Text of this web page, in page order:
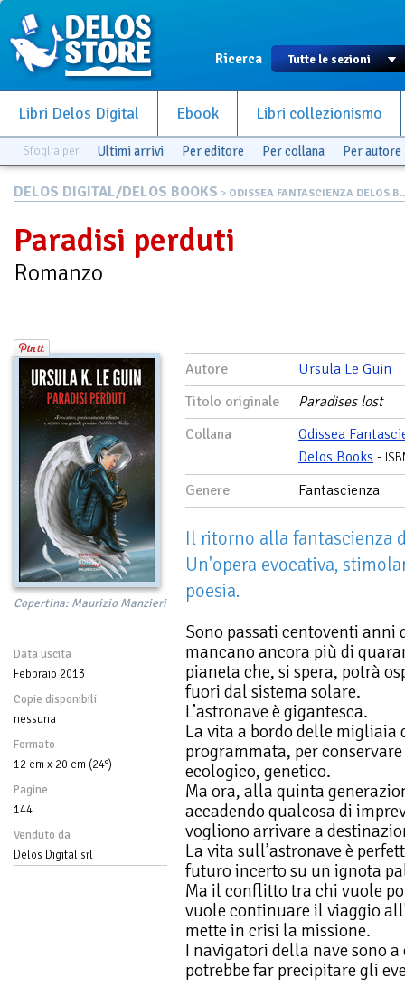
Ricerca
Libri Delos Digital Ebook Libri collezionismo
Sfoglia per Ultimi arrivi Per editore Per collana Per autore
DELOS DIGITAL/DELOS BOOKS > ODISSEA FANTASCIENZA DELOS
Paradisi perduti
Romanzo
Copertina: Maurizio Manzieri
Data uscita
Febbraio 2013
Copie disponibili
nessuna
Formato
12 cm x 20 cm (24°)
Pagine
144
Venduto da
Delos Digital srl
Autore
Ursula Le Guin
Titolo originale
Paradises lost
Collana
Odissea
Delos Books -
Genere Fantascienza
Il ritorno alla fantascienza
Un'opera evocativa,
poesia.
Sono passati centoventi anni
mancano ancora più di
pianeta che, si spera, potrà
fuori dal sistema solare.
L’astronave è gigantesca.
La vita a bordo delle migliaia
programmata, per
ecologico, genetico.
Ma ora, alla quinta
accadendo qualcosa di
vogliono arrivare a
La vita sull’astronave è
futuro incerto su un ignota
Ma il conflitto tra chi vuole
vuole continuare il viaggio
mette in crisi la missione.
I navigatori della nave sono
potrebbe far precipitare gli